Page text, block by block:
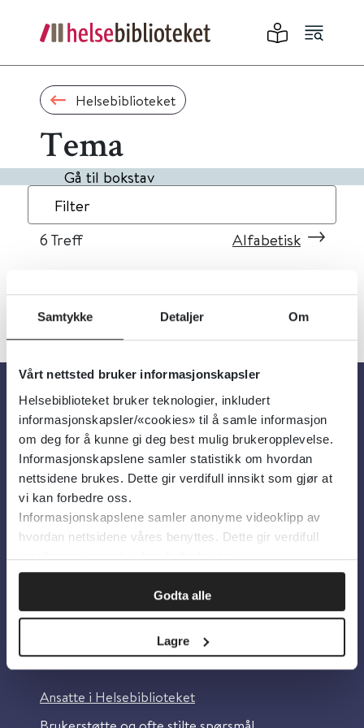
Samtykke Detaljer Om
Vårt nettsted bruker informasjonskapsler
Helsebiblioteket bruker teknologier, inkludert
informasjonskapsler/«cookies» til å samle informasjon
om deg for å kunne gi deg best mulig brukeropplevelse.
Informasjonskapslene samler statistikk om hvordan
nettsidene brukes. Dette gir verdifull innsikt som gjør at
vi kan forbedre oss.
Informasjonskapslene samler anonyme videoklipp av
hvordan nettsidene våres benyttes. Dette gir verdifull
innsikt som gjør at vi kan forbedre oss.
Godta alle
Lagre
Helsebiblioteket
Tema
Gå til bokstav
Filter
6 Treff Alfabetisk
Om oss
Om Helsebiblioteket
Personvern og informasjonskapsler
Tilgjengelighetserklæring
Information in English
Ansatte i Helsebiblioteket